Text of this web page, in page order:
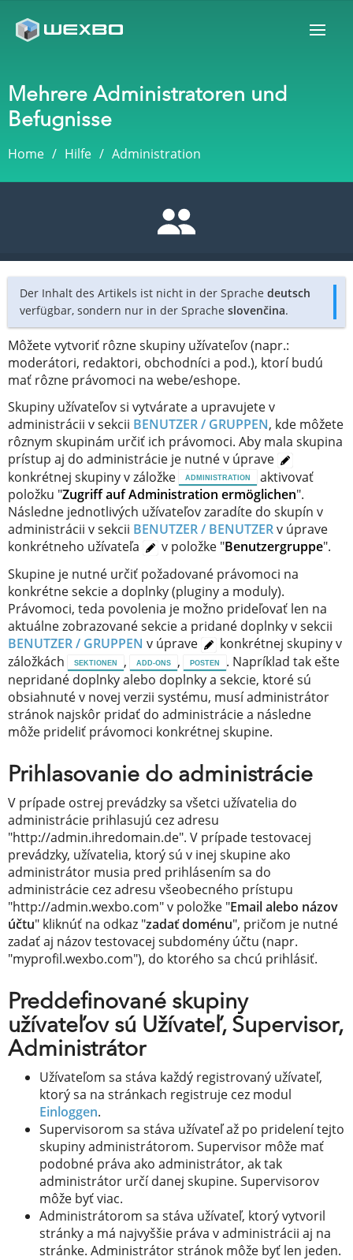
Mehrere Administratoren und
Befugnisse
Home Hilfe Administration
Der Inhalt des Artikels ist nicht in der Sprache deutsch
verfügbar, sondern nur in der Sprache slovenčina.
Môžete vytvoriť rôzne skupiny užívateľov (napr.:
moderátori, redaktori, obchodníci a pod.), ktorí budú
mať rôzne právomoci na webe/eshope.
Skupiny užívateľov si vytvárate a upravujete v
administrácii v sekcii BENUTZER / GRUPPEN, kde môžete
rôznym skupinám určiť ich právomoci. Aby mala skupina
prístup aj do administrácie je nutné v úprave
konkrétnej skupiny v záložke
ADMINISTRATION
aktivovať
položku "Zugriff auf Administration ermöglichen".
Následne jednotlivých užívateľov zaradíte do skupín v
administrácii v sekcii BENUTZER / BENUTZERv úprave
konkrétneho užívateľa
v položke "Benutzergruppe".
Skupine je nutné určiť požadované právomoci na
konkrétne sekcie a doplnky (pluginy a moduly).
Právomoci, teda povolenia je možno prideľovať len na
aktuálne zobrazované sekcie a pridané doplnky v sekcii
BENUTZER / GRUPPEN v úprave
konkrétnej skupiny v
záložkách
SEKTIONEN , ADD-ONS , POSTEN
. Napríklad tak ešte
nepridané doplnky alebo doplnky a sekcie, ktoré sú
obsiahnuté v novej verzii systému, musí administrátor
stránok najskôr pridať do administrácie a následne
môže prideliť právomoci konkrétnej skupine.
Prihlasovanie do administrácie
V prípade ostrej prevádzky sa všetci užívatelia do
administrácie prihlasujú cez adresu
"http://admin.ihredomain.de". V prípade testovacej
prevádzky, užívatelia, ktorý sú v inej skupine ako
administrátor musia pred prihlásením sa do
administrácie cez adresu všeobecného prístupu
"http://admin.wexbo.com" v položke "Email alebo názov
účtu" kliknúť na odkaz "zadať doménu", pričom je nutné
zadať aj názov testovacej subdomény účtu (napr.
"myprofil.wexbo.com"), do ktorého sa chcú prihlásiť.
Preddefinované skupiny
užívateľov sú Užívateľ, Supervisor,
Administrátor
Užívateľom sa stáva každý registrovaný užívateľ,
ktorý sa na stránkach registruje cez modul
Einloggen.
Supervisorom sa stáva užívateľ až po pridelení tejto
skupiny administrátorom. Supervisor môže mať
podobné práva ako administrátor, ak tak
administrátor určí danej skupine. Supervisorov
môže byť viac.
Administrátorom sa stáva užívateľ, ktorý vytvoril
stránky a má najvyššie práva v administrácii aj na
stránke. Administrátor stránok môže byť len jeden.